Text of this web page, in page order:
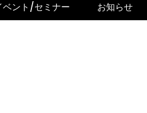
ベント/セミナー お知らせ